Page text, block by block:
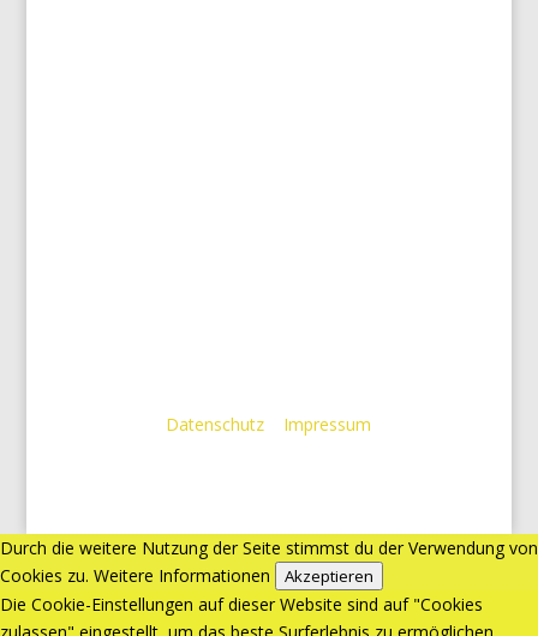
Datenschutz Impressum
Durch die weitere Nutzung der Seite stimmst du der Verwendung von
Cookies zu. Weitere Informationen Akzeptieren
Die Cookie-Einstellungen auf dieser Website sind auf "Cookies